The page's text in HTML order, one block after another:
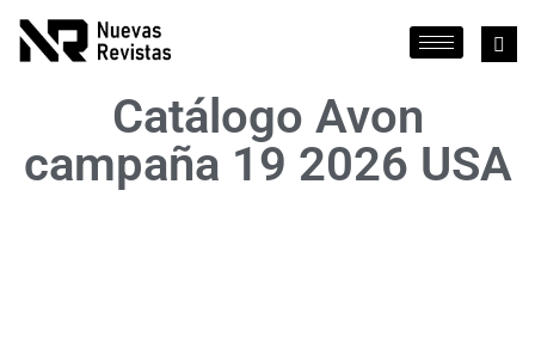
Catálogo Avon
campaña 19 2026 USA